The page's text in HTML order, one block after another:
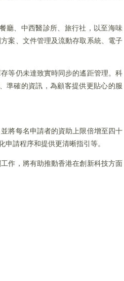
廳、中西醫診所、旅行社，以至海味
案、文件管理及流動存取系統、電子
等仍未達致實時同步的遙距管理。科
準確的資訊，為顧客提供更貼心的服
將每名申請者的資助上限倍增至四十
請程序和提供更清晰指引等。
作，將有助推動香港在創新科技方面